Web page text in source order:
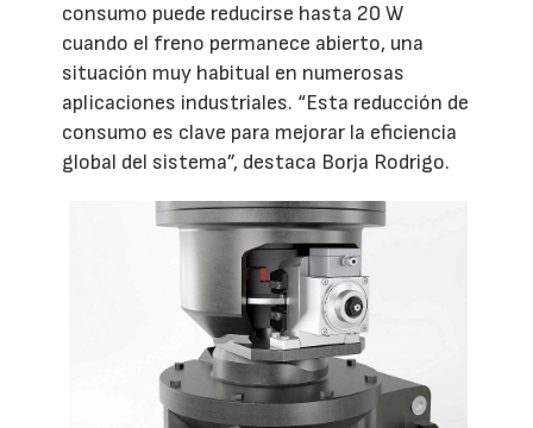
consumo puede reducirse hasta 20 W
cuando el freno permanece abierto, una
situación muy habitual en numerosas
aplicaciones industriales. “Esta reducción de
consumo es clave para mejorar la eficiencia
global del sistema”, destaca Borja Rodrigo.